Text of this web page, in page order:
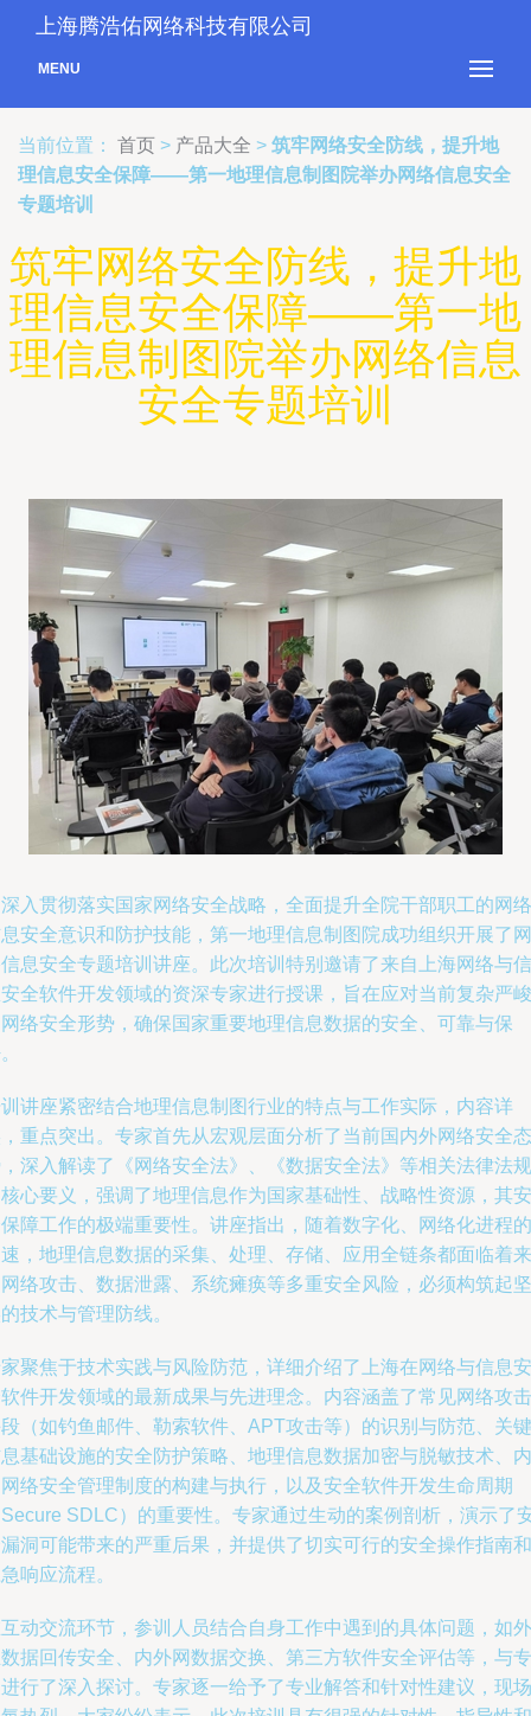
上海腾浩佑网络科技有限公司
MENU
当前位置： 首页 > 产品大全 > 筑牢网络安全防线，提升地
理信息安全保障——第一地理信息制图院举办网络信息安全
专题培训
筑牢网络安全防线，提升地
理信息安全保障——第一地
理信息制图院举办网络信息
安全专题培训
入贯彻落实国家网络安全战略，全面提升全院干部职工的网络
安全意识和防护技能，第一地理信息制图院成功组织开展了网
息安全专题培训讲座。此次培训特别邀请了来自上海网络与信
全软件开发领域的资深专家进行授课，旨在应对当前复杂严峻
络安全形势，确保国家重要地理信息数据的安全、可靠与保
讲座紧密结合地理信息制图行业的特点与工作实际，内容详
重点突出。专家首先从宏观层面分析了当前国内外网络安全态
深入解读了《网络安全法》、《数据安全法》等相关法律法规
心要义，强调了地理信息作为国家基础性、战略性资源，其安
障工作的极端重要性。讲座指出，随着数字化、网络化进程的
，地理信息数据的采集、处理、存储、应用全链条都面临着来
络攻击、数据泄露、系统瘫痪等多重安全风险，必须构筑起坚
技术与管理防线。
聚焦于技术实践与风险防范，详细介绍了上海在网络与信息安
件开发领域的最新成果与先进理念。内容涵盖了常见网络攻击
（如钓鱼邮件、勒索软件、APT攻击等）的识别与防范、关键
基础设施的安全防护策略、地理信息数据加密与脱敏技术、内
络安全管理制度的构建与执行，以及安全软件开发生命周期
SDLC）的重要性。专家通过生动的案例剖析，演示了
洞可能带来的严重后果，并提供了切实可行的安全操作指南和
响应流程。
动交流环节，参训人员结合自身工作中遇到的具体问题，如外
据回传安全、内外网数据交换、第三方软件安全评估等，与专
行了深入探讨。专家逐一给予了专业解答和针对性建议，现场